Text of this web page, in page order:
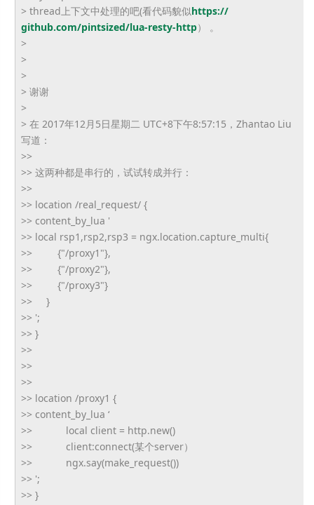
> thread上下文中处理的吧(看代码貌似https://
github.com/pintsized/lua-resty-http） 。
>
>
>
> 谢谢
>
> 在 2017年12月5日星期二 UTC+8下午8:57:15，Zhantao Liu
写道：
>>
>> 这两种都是串行的，试试转成并行：
>>
>> location /real_request/ {
>> content_by_lua '
>> local rsp1,rsp2,rsp3 = ngx.location.capture_multi{
>> {"/proxy1"},
>> {"/proxy2"},
>> {"/proxy3"}
>> }
>> ';
>> }
>>
>>
>>
>> location /proxy1 {
>> content_by_lua ‘
>> local client = http.new()
>> client:connect(某个server）
>> ngx.say(make_request())
>> ';
>> }